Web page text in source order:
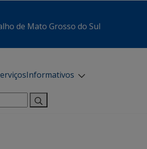
de Mato Grosso do Sul
Informativos